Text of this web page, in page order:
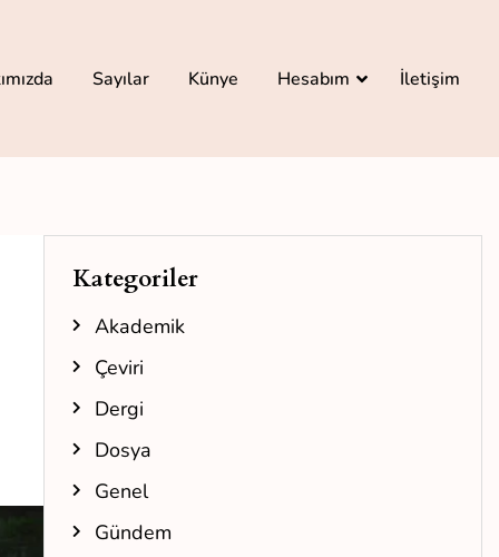
Sayılar Künye Hesabım İletişim
Kategoriler
Akademik
Çeviri
Dergi
Dosya
Genel
Gündem